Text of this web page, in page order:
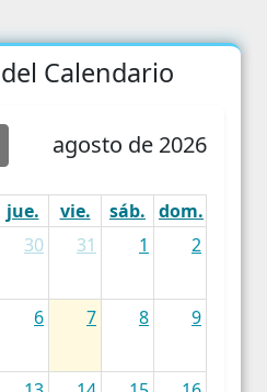
Calendario
agosto de 2026
jue. vie. sáb. dom.
30 31 1 2
6 7 8 9